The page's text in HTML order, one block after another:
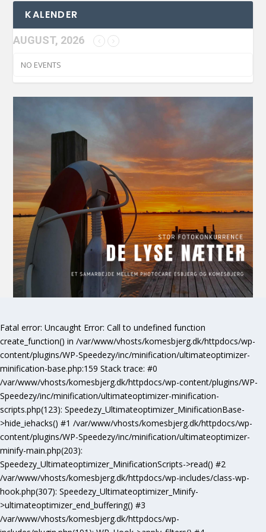
KALENDER
AUGUST, 2026
NO EVENTS
Fatal error: Uncaught Error: Call to undefined function
create_function() in /var/www/vhosts/komesbjerg.dk/httpdocs/wp-
content/plugins/WP-Speedezy/inc/minification/ultimateoptimizer-
minification-base.php:159 Stack trace: #0
/var/www/vhosts/komesbjerg.dk/httpdocs/wp-content/plugins/WP-
Speedezy/inc/minification/ultimateoptimizer-minification-
scripts.php(123): Speedezy_Ultimateoptimizer_MinificationBase-
>hide_iehacks() #1 /var/www/vhosts/komesbjerg.dk/httpdocs/wp-
content/plugins/WP-Speedezy/inc/minification/ultimateoptimizer-
minify-main.php(203):
Speedezy_Ultimateoptimizer_MinificationScripts->read() #2
/var/www/vhosts/komesbjerg.dk/httpdocs/wp-includes/class-wp-
hook.php(307): Speedezy_Ultimateoptimizer_Minify-
>ultimateoptimizer_end_buffering() #3
/var/www/vhosts/komesbjerg.dk/httpdocs/wp-